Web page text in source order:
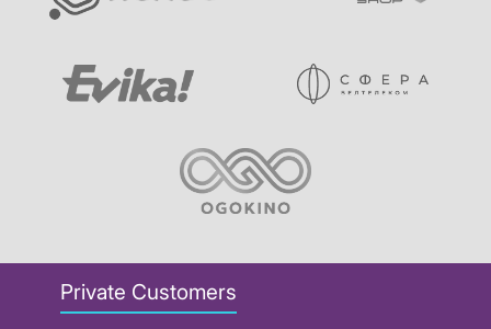
Private Customers